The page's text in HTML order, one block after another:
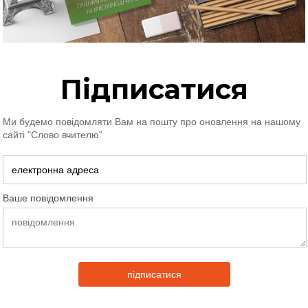
Новина, 6-й клас
Мета: Освітня мета: дати дітям загальні
знання про Євангелія, їх авторів та зміст;
показати значення місії Ісуса Христа як
головної постаті обох Завітів. Вчити
досліджувати Євангелія. Виховна мета:
Божого та формувати усвідомлення
важливості…